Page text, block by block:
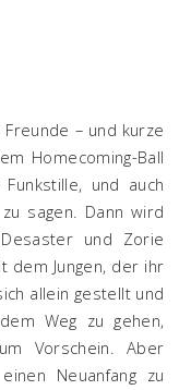
– und kurze
Homecoming-Ball
und auch
sagen. Dann wird
und Zorie
dem Jungen, der ihr
allein gestellt und
Weg zu gehen,
Vorschein. Aber
Neuanfang zu